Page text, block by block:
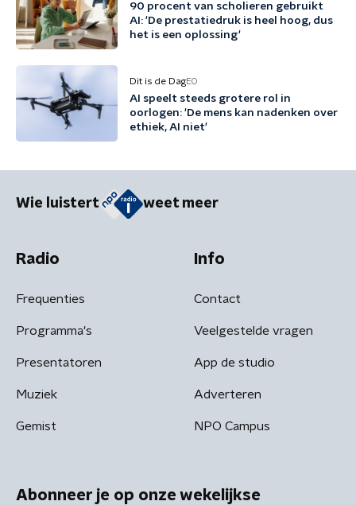
90 procent van scholieren gebruikt
AI: 'De prestatiedruk is heel hoog, dus
het is een oplossing'
Dit is de DagEO
AI speelt steeds grotere rol in
oorlogen: 'De mens kan nadenken over
ethiek, AI niet'
Wie luistert weet meer
Radio
Frequenties
Programma's
Presentatoren
Muziek
Gemist
Info
Contact
Veelgestelde vragen
App de studio
Adverteren
NPO Campus
Abonneer je op onze wekelijkse